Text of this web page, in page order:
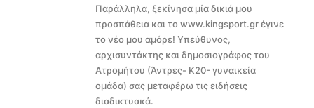
Παράλληλα, ξεκίνησα μία δικιά μου
προσπάθεια και το www.kingsport.gr έγινε
το νέο μου αμόρε! Υπεύθυνος,
αρχισυντάκτης και δημοσιογράφος του
Ατρομήτου (Άντρες- Κ20- γυναικεία
ομάδα) σας μεταφέρω τις ειδήσεις
διαδικτυακά.